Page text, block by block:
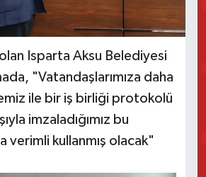
Isparta Aksu Belediyesi
"Vatandaşlarımıza daha
ile bir iş birliği protokolü
imzaladığımız bu
verimli kullanmış olacak"